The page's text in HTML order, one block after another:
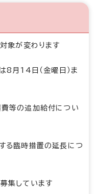
象が変わります
8月14日（金曜日）ま
等の追加給付につい
る臨時措置の延長につ
集しています